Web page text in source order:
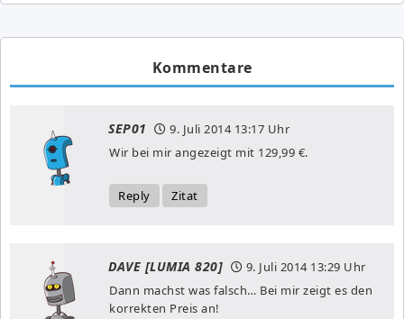
Kommentare
SEP01 9. Juli 201413:17 Uhr
Wir bei mir angezeigt mit 129,99 €.
Reply Zitat
DAVE [LUMIA 820] 9. Juli 201413:29 Uhr
Dann machst was falsch… Bei mir zeigt es den
korrekten Preis an!